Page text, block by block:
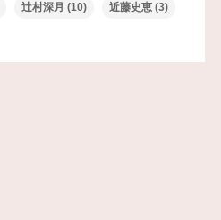
辻村深月 (10) 近藤史恵(3)